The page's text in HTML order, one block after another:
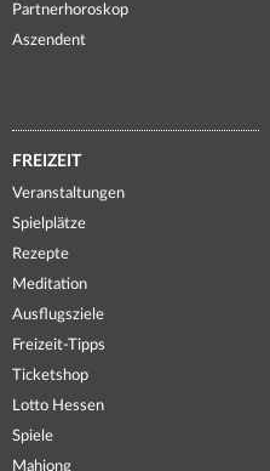
Partnerhoroskop
Aszendent
FREIZEIT
Veranstaltungen
Spielplätze
Rezepte
Meditation
Ausflugsziele
Freizeit-Tipps
Ticketshop
Lotto Hessen
Spiele
Mahjong